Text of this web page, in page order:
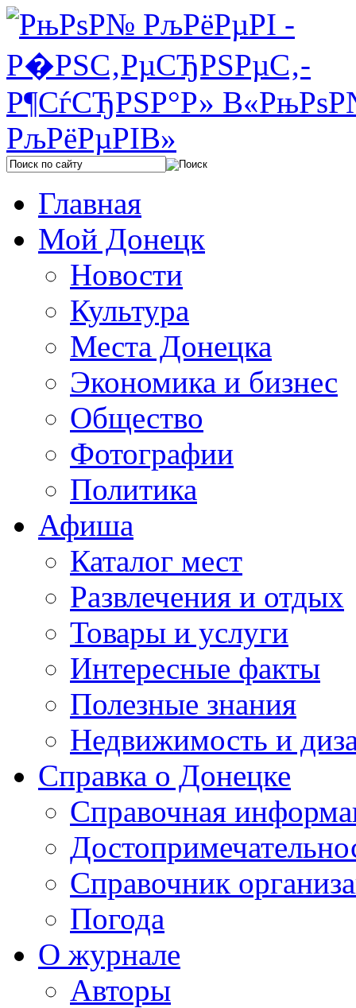
Главная
Мой Донецк
Новости
Культура
Места Донецка
Экономика и бизнес
Общество
Фотографии
Политика
Афиша
Каталог мест
Развлечения и отдых
Товары и услуги
Интересные факты
Полезные знания
Недвижимость и
Справка о Донецке
Справочная
Справочник
Погода
О журнале
Авторы